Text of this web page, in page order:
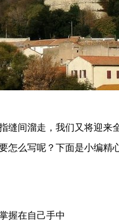
缝间溜走，我们又将迎来
怎么写呢？下面是小编精
握在自己手中